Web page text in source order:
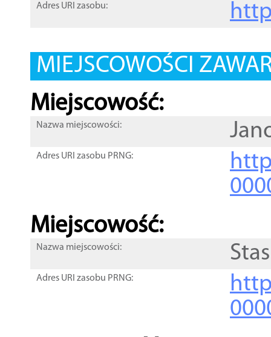
Adres URI zasobu:
MIEJSCOWOŚCI
Miejscowość:
Nazwa miejscowości:
Adres URI zasobu PRNG:
Miejscowość:
Nazwa miejscowości:
Adres URI zasobu PRNG: